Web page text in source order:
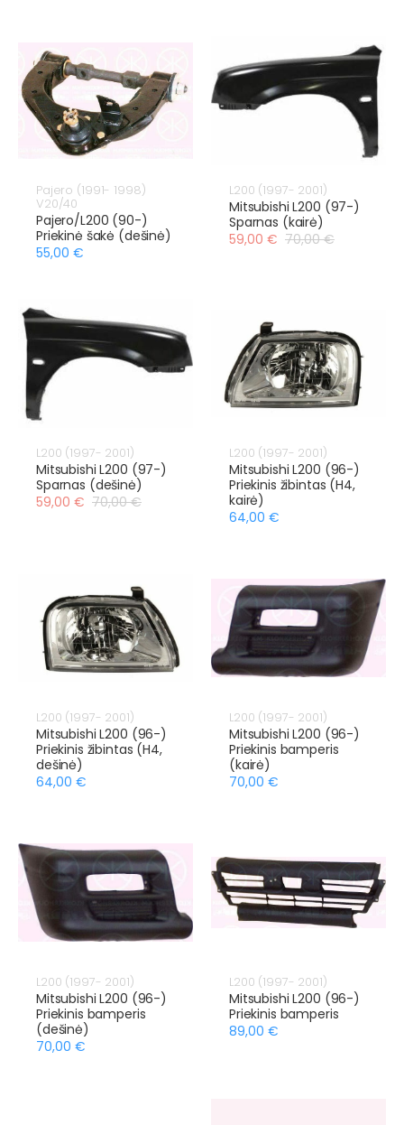
Pajero (1991- 1998)
V20/40
Pajero/L200 (90-)
Priekinė šakė (dešinė)
55,00 €
L200 (1997- 2001)
Mitsubishi L200 (97-)
Sparnas (kairė)
59,00 € 70,00 €
L200 (1997- 2001)
Mitsubishi L200 (97-)
Sparnas (dešinė)
59,00 € 70,00 €
L200 (1997- 2001)
Mitsubishi L200 (96-)
Priekinis žibintas (H4,
kairė)
64,00 €
L200 (1997- 2001)
Mitsubishi L200 (96-)
Priekinis žibintas (H4,
dešinė)
64,00 €
L200 (1997- 2001)
Mitsubishi L200 (96-)
Priekinis bamperis
(kairė)
70,00 €
L200 (1997- 2001)
Mitsubishi L200 (96-)
Priekinis bamperis
(dešinė)
70,00 €
L200 (1997- 2001)
Mitsubishi L200 (96-)
Priekinis bamperis
89,00 €